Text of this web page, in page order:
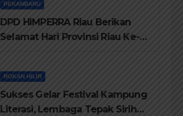
PEKANBARU
DPD HIMPERRA Riau Berikan
Selamat Hari Provinsi Riau Ke-
ROKAN HILIR
Sukses Gelar Festival Kampung
Literasi, Lembaga Tepak Sirih